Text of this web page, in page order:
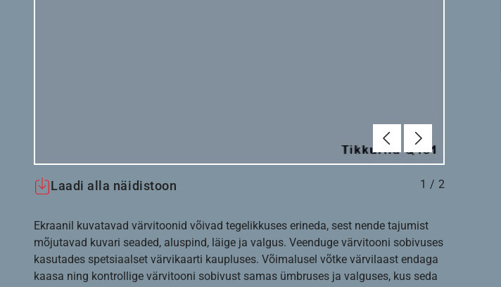
EelmineJärgmine
Laadi alla näidistoon 1 / 2
Ekraanil kuvatavad värvitoonid võivad tegelikkuses erineda, sest nende tajumist
mõjutavad kuvari seaded, aluspind, läige ja valgus. Veenduge värvitooni sobivuses
kasutades spetsiaalset värvikaarti kaupluses. Võimalusel võtke värvilaast endaga
kaasa ning kontrollige värvitooni sobivust samas ümbruses ja valguses, kus seda